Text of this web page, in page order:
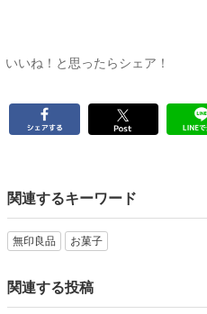
いいね！と思ったらシェア！
関連するキーワード
無印良品 お菓子
関連する投稿